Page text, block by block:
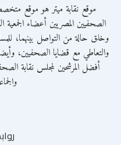
موقع نقابة ميتر هو موقع
الصحفيين المصريين أعضاء الجمعية
وخلق حالة من التواصل بينهما،
والتعاطي مع قضايا الصحفيين،
أفضل المرشحين لمجلس نقابة